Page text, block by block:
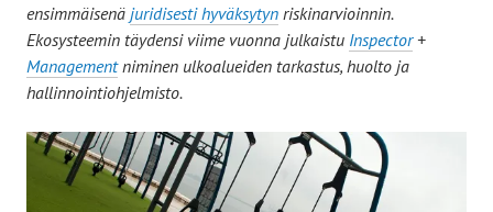
ensimmäisenä juridisesti hyväksytyn riskinarvioinnin.
Ekosysteemin täydensi viime vuonna julkaistu Inspector+
Managementniminen ulkoalueiden tarkastus, huolto ja
hallinnointiohjelmisto.